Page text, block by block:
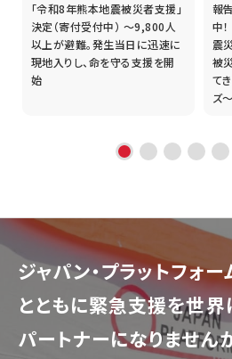
「令和8年熊本地震被災者支援」
決定（寄付受付中） ～9,800人
以上が避難。発生当日に迅速に
現地入りし、命を守る支援を開
始
報
中
震
被
て
ズ～
ジャパン・プラットフォー
とともに緊急支援を世界
パートナーになりません